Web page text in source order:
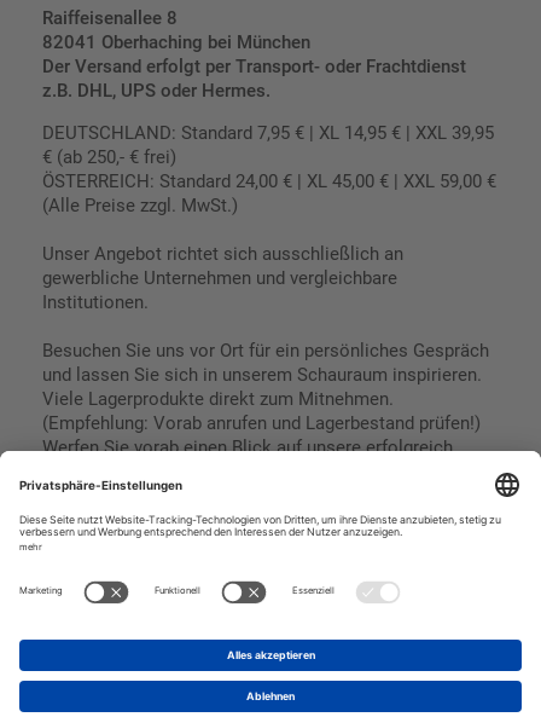
Raiffeisenallee 8
82041 Oberhaching bei München
Der Versand erfolgt per Transport- oder Frachtdienst
z.B. DHL, UPS oder Hermes.
DEUTSCHLAND: Standard 7,95 € | XL 14,95 € | XXL 39,95
€ (ab 250,- € frei)
ÖSTERREICH: Standard 24,00 € | XL 45,00 € | XXL 59,00 €
(Alle Preise zzgl. MwSt.)
Unser Angebot richtet sich ausschließlich an
gewerbliche Unternehmen und vergleichbare
Institutionen.
Besuchen Sie uns vor Ort für ein persönliches Gespräch
und lassen Sie sich in unserem Schauraum inspirieren.
Viele Lagerprodukte direkt zum Mitnehmen.
(Empfehlung: Vorab anrufen und Lagerbestand prüfen!)
Werfen Sie vorab einen Blick auf unsere erfolgreich
Impressum
Datenschutz
SEPA Lastschrift
Kreditkarte
Rechnungskauf